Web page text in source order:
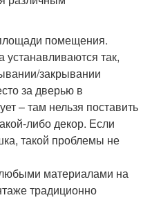
помещения.
так,
закрывании
за дверью в
– там нельзя поставить
либо декор. Если
такой проблемы не
материалами на
традиционно